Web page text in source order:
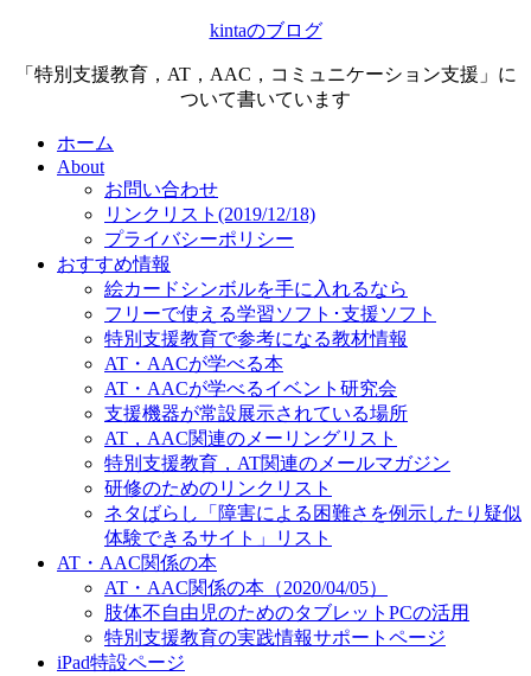
kintaのブログ
「特別支援教育，AT，AAC，コミュニケーション支援」に
ついて書いています
ホーム
About
お問い合わせ
リンクリスト(2019/12/18)
プライバシーポリシー
おすすめ情報
絵カードシンボルを手に入れるなら
フリーで使える学習ソフト･支援ソフト
特別支援教育で参考になる教材情報
AT・AACが学べる本
AT・AACが学べるイベント研究会
支援機器が常設展示されている場所
AT，AAC関連のメーリングリスト
特別支援教育，AT関連のメールマガジン
研修のためのリンクリスト
ネタばらし「障害による困難さを例示したり疑似
体験できるサイト」リスト
AT・AAC関係の本
AT・AAC関係の本（2020/04/05）
肢体不自由児のためのタブレットPCの活用
特別支援教育の実践情報サポートページ
iPad特設ページ